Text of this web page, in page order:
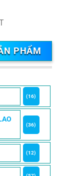
PHẨM
(16)
(36)
(12)